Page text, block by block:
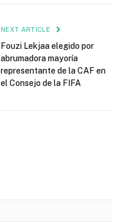
NEXT ARTICLE
Fouzi Lekjaa elegido por
abrumadora mayoría
representante de la CAF en
el Consejo de la FIFA